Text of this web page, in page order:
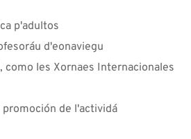
p'adultos
d'eonaviegu
como les Xornaes Internacionales
de l'actividá